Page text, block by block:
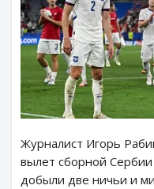
Журналист Игорь
вылет сборной
добыли две ничьи и